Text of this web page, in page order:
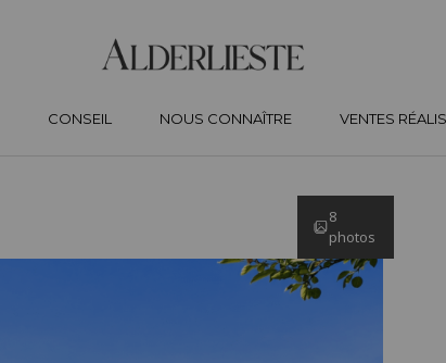
CONSEIL NOUS CONNAÎTRE VENTES
8
photos